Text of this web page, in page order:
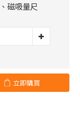
磁吸量尺
立即購買